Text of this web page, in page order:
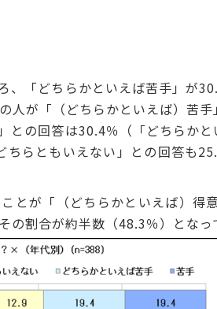
「どちらかといえば苦手」が
人が「（どちらかといえば）苦手
との回答は30.4％（「どちらかと
らともいえない」との回答も
とが「（どちらかといえば）得
割合が約半数（48.3％）となっ